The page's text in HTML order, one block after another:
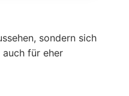
sondern sich
für eher